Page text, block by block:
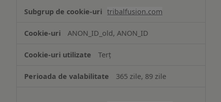
tribalfusion.com
ANON_ID_old, ANON_ID
Terț
365 zile, 89 zile